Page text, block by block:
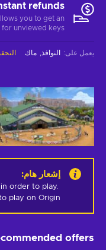
refunds
you to get an
unviewed keys.
يعمل على: النوافذ ماك
إشعار هام:
order to play.
play on Origin!
offers